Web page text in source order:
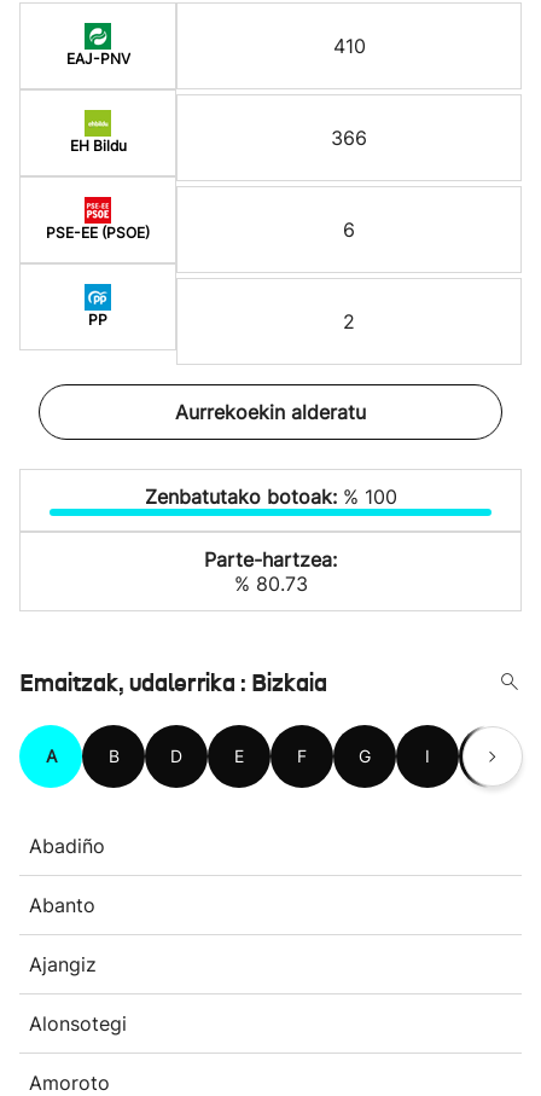
EAJ-PNV
EH Bildu
PSE-EE (PSOE)
PP
410
366
6
2
Aurrekoekin alderatu
Zenbatutako botoak: % 100
Parte-hartzea:
% 80.73
Emaitzak, udalerrika : Bizkaia
A B D E F G I J
Abadiño
Abanto
Ajangiz
Alonsotegi
Amoroto